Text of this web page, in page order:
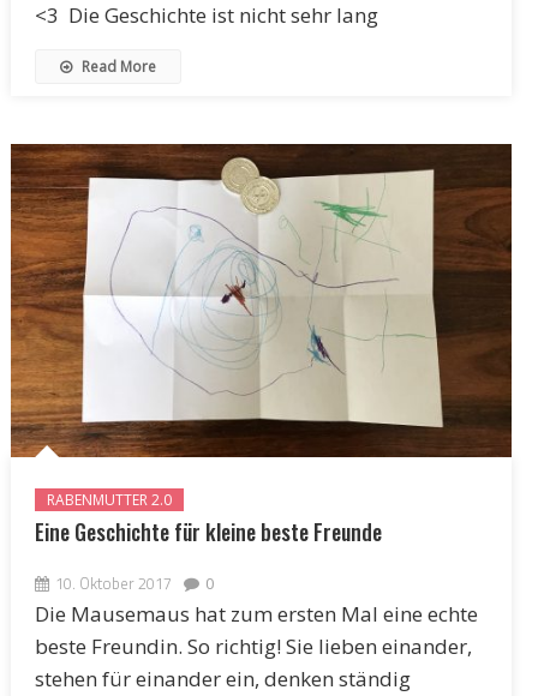
<3 Die Geschichte ist nicht sehr lang
Read More
RABENMUTTER 2.0
Eine Geschichte für kleine beste Freunde
10. Oktober 2017 0
Die Mausemaus hat zum ersten Mal eine echte
beste Freundin. So richtig! Sie lieben einander,
stehen für einander ein, denken ständig